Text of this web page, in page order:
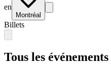
en
Montréal
Billets
Tous les événements